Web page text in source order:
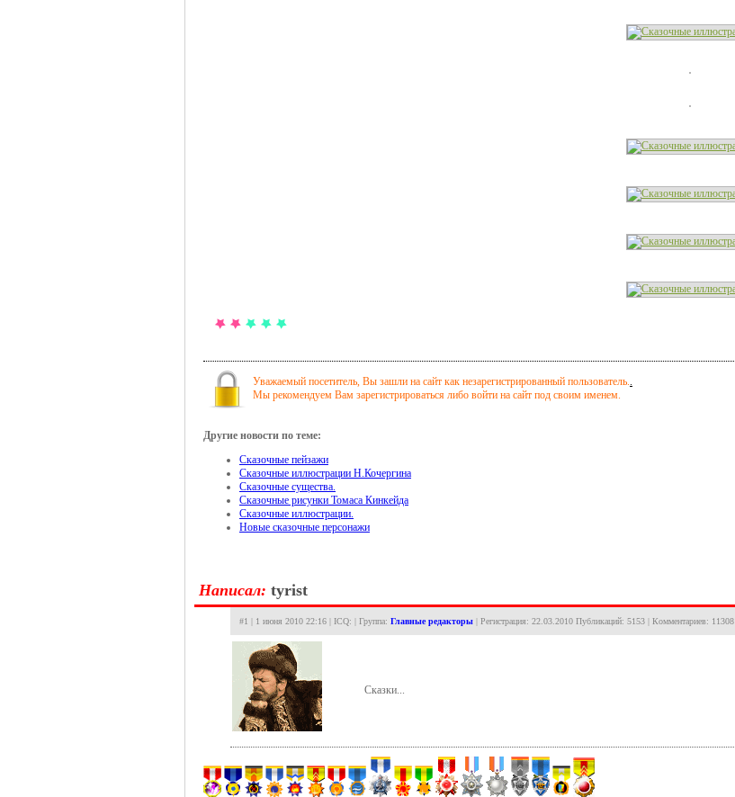
Уважаемый посетитель, Вы зашли на сайт как незарегистрированный пользователь..
Мы рекомендуем Вам зарегистрироваться либо войти на сайт под своим именем.
Другие новости по теме:
Сказочные пейзажи
Сказочные иллюстрации Н.Кочергина
Сказочные существа.
Сказочные рисунки Томаса Кинкейда
Сказочные иллюстрации.
Новые сказочные персонажи
Hаписал: tyrist
#1 | 1 июня 2010 22:16 | ICQ: | Группа: Главные редакторы | Регистрация: 22.03.2010 Публикаций: 5153 | Комментариев: 11308
Сказки...